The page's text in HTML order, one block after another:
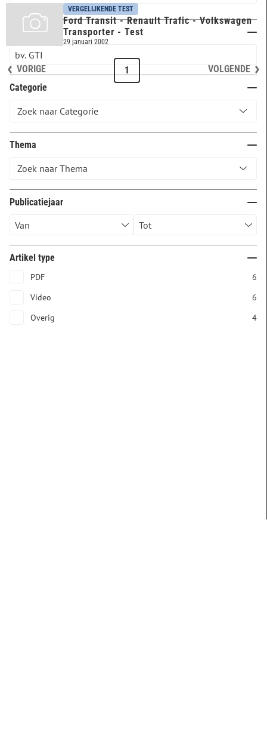
Trefwoord
Categorie
Thema
Publicatiejaar
Artikel type
PDF
6
Video
6
Overig
4
VERGELIJKENDE TEST
Ford Transit - Renault Trafic - Volkswagen
Transporter - Test
29 januari 2002
VORIGE VOLGENDE
1